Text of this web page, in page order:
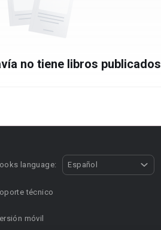
no tiene libros publicados
language: Español
técnico
móvil